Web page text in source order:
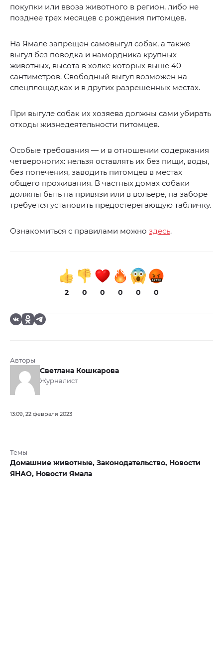
покупки или ввоза животного в регион, либо не
позднее трех месяцев с рождения питомцев.
На Ямале запрещен самовыгул собак, а также
выгул без поводка и намордника крупных
животных, высота в холке которых выше 40
сантиметров. Свободный выгул возможен на
спецплощадках и в других разрешенных местах.
При выгуле собак их хозяева должны сами убирать
отходы жизнедеятельности питомцев.
Особые требования — и в отношении содержания
четвероногих: нельзя оставлять их без пищи, воды,
без попечения, заводить питомцев в местах
общего проживания. В частных домах собаки
должны быть на привязи или в вольере, на заборе
требуется установить предостерегающую табличку.
Ознакомиться с правилами можно здесь.
2 0 0 0 0 0
Авторы
Светлана Кошкарова
Журналист
13:09, 22 февраля 2023
Темы
Домашние животные, Законодательство, Новости
ЯНАО, Новости Ямала